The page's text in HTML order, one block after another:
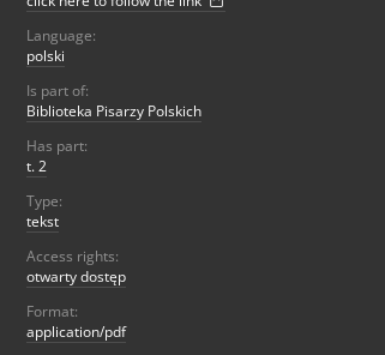
Language:
polski
Is part of:
Biblioteka Pisarzy Polskich
Has part:
t. 2
Type:
tekst
Access rights:
otwarty dostęp
Format:
application/pdf